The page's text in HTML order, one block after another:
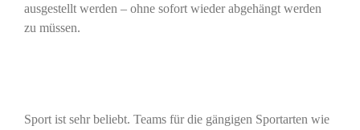
ausgestellt werden – ohne sofort wieder abgehängt werden
zu müssen.
Sport ist sehr beliebt. Teams für die gängigen Sportarten wie